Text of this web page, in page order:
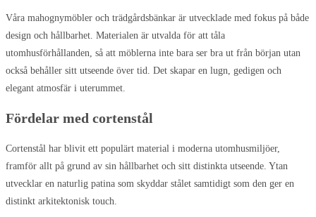
Våra mahognymöbler och trädgårdsbänkar är utvecklade med fokus på både
design och hållbarhet. Materialen är utvalda för att tåla
utomhusförhållanden, så att möblerna inte bara ser bra ut från början utan
också behåller sitt utseende över tid. Det skapar en lugn, gedigen och
elegant atmosfär i uterummet.
Fördelar med cortenstål
Cortenstål har blivit ett populärt material i moderna utomhusmiljöer,
framför allt på grund av sin hållbarhet och sitt distinkta utseende. Ytan
utvecklar en naturlig patina som skyddar stålet samtidigt som den ger en
distinkt arkitektonisk touch.